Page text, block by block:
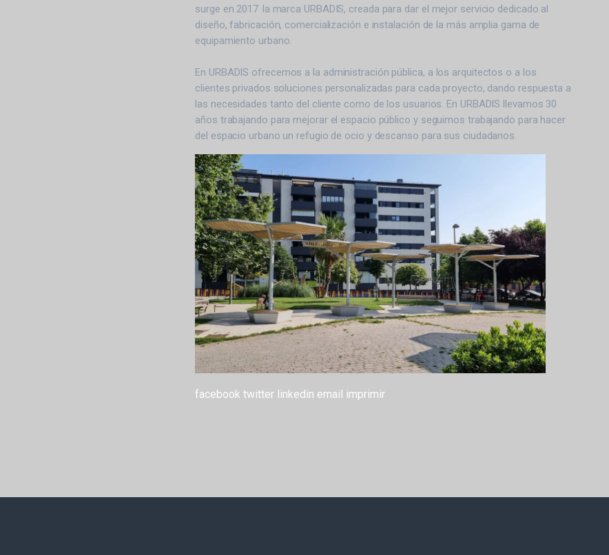
surge en 2017 la marca URBADIS, creada para dar el mejor servicio dedicado al
diseño, fabricación, comercialización e instalación de la más amplia gama de
equipamiento urbano.
En URBADIS ofrecemos a la administración pública, a los arquitectos o a los
clientes privados soluciones personalizadas para cada proyecto, dando respuesta a
las necesidades tanto del cliente como de los usuarios. En URBADIS llevamos 30
años trabajando para mejorar el espacio público y seguimos trabajando para hacer
del espacio urbano un refugio de ocio y descanso para sus ciudadanos.
facebook twitter linkedin email imprimir